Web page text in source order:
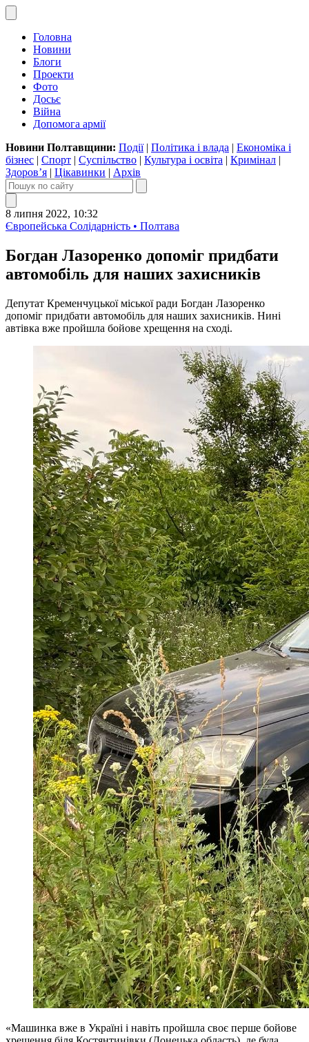
Головна
Новини
Блоги
Проекти
Фото
Досьє
Війна
Допомога армії
Новини Полтавщини: Події| Політика і влада | Економіка і
бізнес | Спорт | Суспільство | Культура і освіта | Кримінал |
Здоров’я | Цікавинки | Архів
8 липня 2022, 10:32
Європейська Солідарність • Полтава
Богдан Лазоренко допоміг придбати
автомобіль для наших захисників
Депутат Кременчуцької міської ради Богдан Лазоренко
допоміг придбати автомобіль для наших захисників. Нині
автівка вже пройшла бойове хрещення на сході.
«Машинка вже в Україні і навіть пройшла своє перше бойове